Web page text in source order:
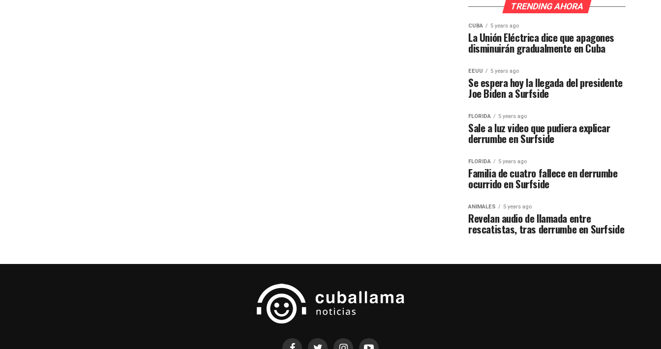
TRENDING AHORA
CUBA 5 years ago
La Unión Eléctrica dice que apagones
disminuirán gradualmente en Cuba
EEUU 5 years ago
Se espera hoy la llegada del presidente
Joe Biden a Surfside
FLORIDA 5 years ago
Sale a luz video que pudiera explicar
derrumbe en Surfside
FLORIDA 5 years ago
Familia de cuatro fallece en derrumbe
ocurrido en Surfside
ANIMALES 5 years ago
Revelan audio de llamada entre
rescatistas, tras derrumbe en Surfside